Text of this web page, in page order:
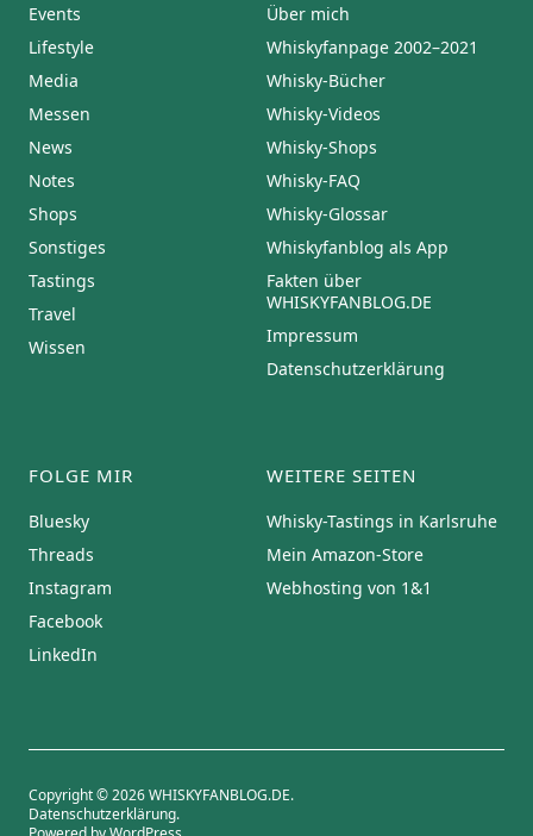
Events
Lifestyle
Media
Messen
News
Notes
Shops
Sonstiges
Tastings
Travel
Wissen
Über mich
Whiskyfanpage 2002–2021
Whisky-Bücher
Whisky-Videos
Whisky-Shops
Whisky-FAQ
Whisky-Glossar
Whiskyfanblog als App
Fakten über
WHISKYFANBLOG.DE
Impressum
Datenschutzerklärung
FOLGE MIR
Bluesky
Threads
Instagram
Facebook
LinkedIn
WEITERE SEITEN
Whisky-Tastings in Karlsruhe
Mein Amazon-Store
Webhosting von 1&1
Copyright © 2026 WHISKYFANBLOG.DE
Datenschutzerklärung